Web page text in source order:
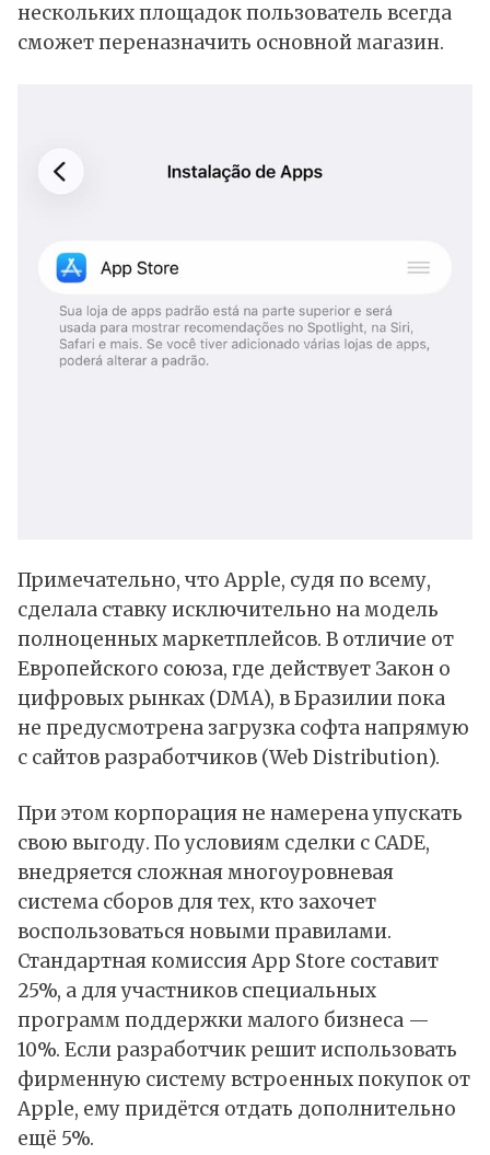
нескольких площадок пользователь всегда
сможет переназначить основной магазин.
Примечательно, что Apple, судя по всему,
сделала ставку исключительно на модель
полноценных маркетплейсов. В отличие от
Европейского союза, где действует Закон о
цифровых рынках (DMA), в Бразилии пока
не предусмотрена загрузка софта напрямую
с сайтов разработчиков (Web Distribution).
При этом корпорация не намерена упускать
свою выгоду. По условиям сделки с CADE,
внедряется сложная многоуровневая
система сборов для тех, кто захочет
воспользоваться новыми правилами.
Стандартная комиссия App Store составит
25%, а для участников специальных
программ поддержки малого бизнеса —
10%. Если разработчик решит использовать
фирменную систему встроенных покупок от
Apple, ему придётся отдать дополнительно
ещё 5%.